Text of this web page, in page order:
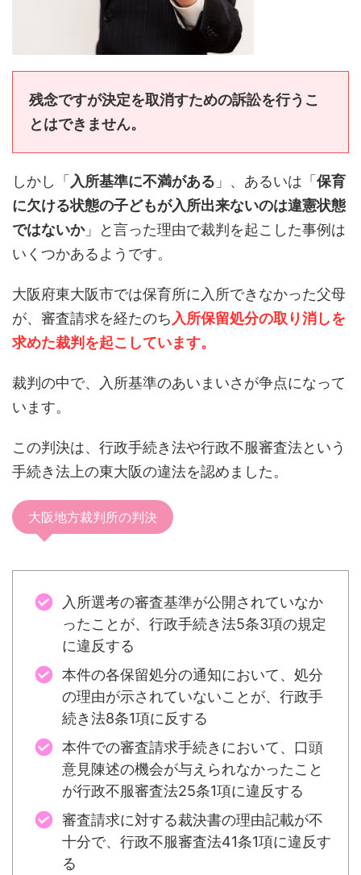
残念ですが決定を取消すための訴訟を行うこ
とはできません。
しかし「 入所基準に不満がある 」、あるいは「 保育
に欠ける状態の子どもが入所出来ないのは違憲状態
ではないか」と言った理由で裁判を起こした事例は
いくつかあるようです。
大阪府東大阪市では保育所に入所できなかった父母
が、審査請求を経たのち 入所保留処分の取り消しを
求めた裁判を起こしています。
裁判の中で、入所基準のあいまいさが争点になって
います。
この判決は、行政手続き法や行政不服審査法という
手続き法上の東大阪の違法を認めました。
大阪地方裁判所の判決
入所選考の審査基準が公開されていなか
ったことが、行政手続き法5条3項の規定
に違反する
本件の各保留処分の通知において、処分
の理由が示されていないことが、行政手
続き法8条1項に反する
本件での審査請求手続きにおいて、口頭
意見陳述の機会が与えられなかったこと
が行政不服審査法25条1項に違反する
審査請求に対する裁決書の理由記載が不
十分で、行政不服審査法41条1項に違反す
る